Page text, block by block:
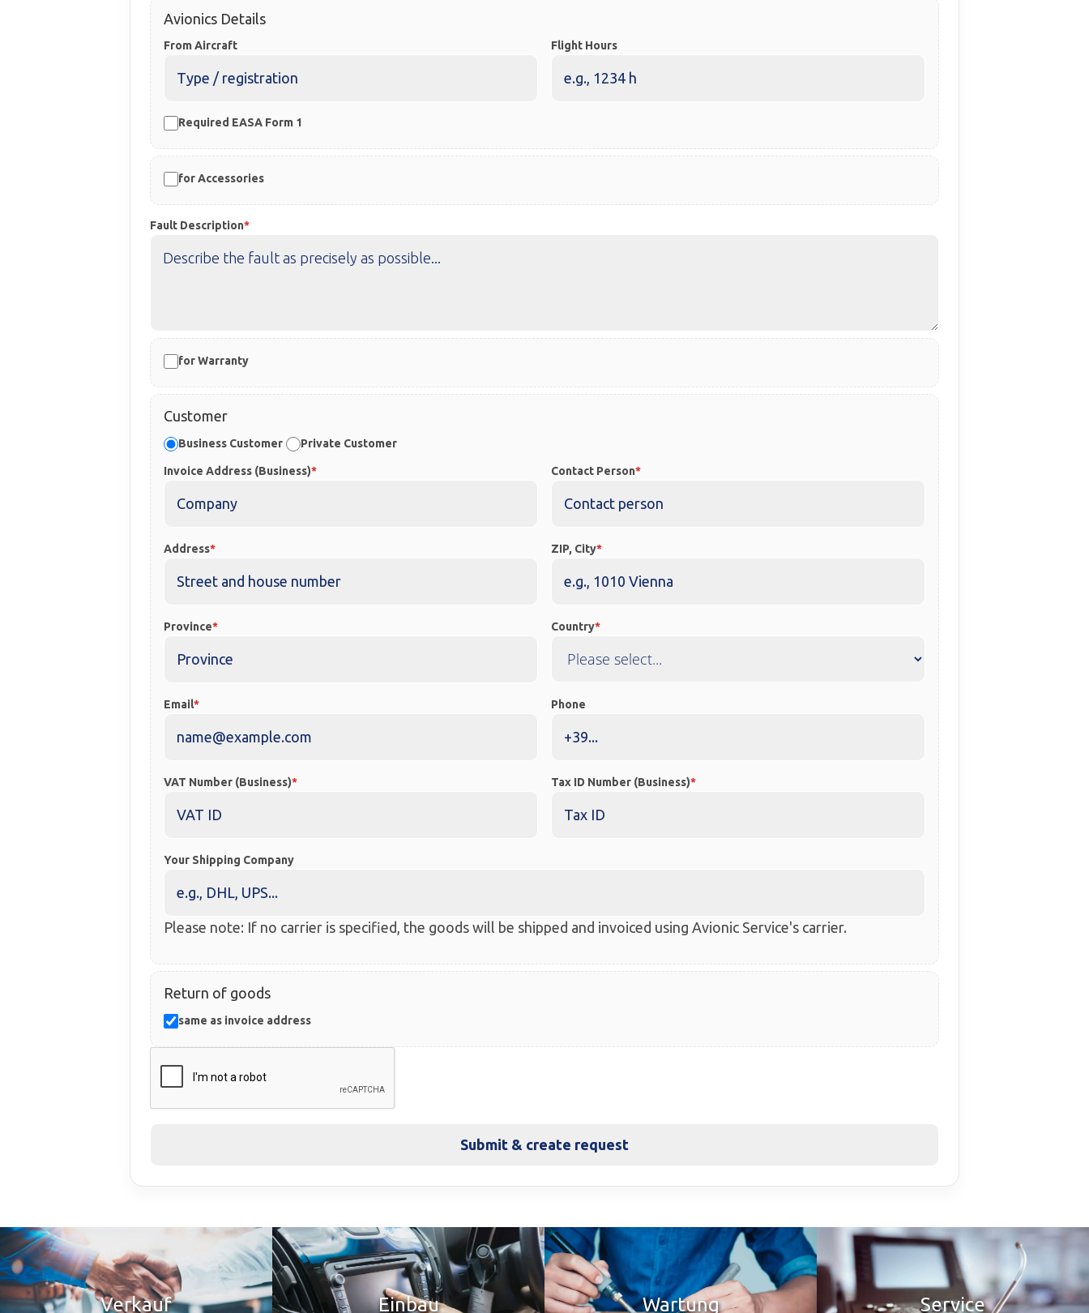
Avionics Details
From Aircraft Flight Hours
Required EASA Form 1
for Accessories
Fault Description
for Warranty
Customer
Business Customer Private Customer
Invoice Address (Business) Contact Person
Address ZIP, City
Province Country
Email Phone
VAT Number (Business) Tax ID Number (Business)
Your Shipping Company
Please note: If no carrier is specified, the goods will be shipped and invoiced using Avionic Service's carrier.
Return of goods
same as invoice address
Submit & create request
Verkauf Einbau Wartung Service